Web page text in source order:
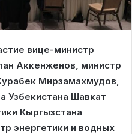
вице-министр
Аккенженов, министр
Мирзамахмудов,
Узбекистана Шавкат
Кыргызстана
энергетики и водных